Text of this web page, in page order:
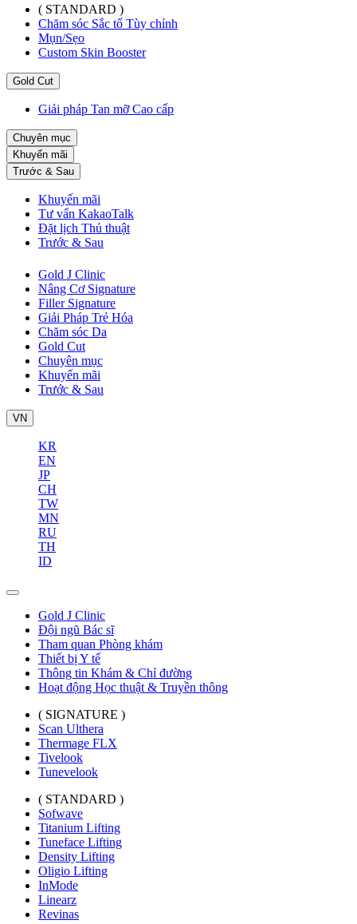
( STANDARD )
Chăm sóc Sắc tố Tùy chỉnh
Mụn/Sẹo
Custom Skin Booster
Gold Cut
Giải pháp Tan mỡ Cao cấp
Chuyên mục
Khuyến mãi
Trước & Sau
Khuyến mãi
Tư vấn KakaoTalk
Đặt lịch Thủ thuật
Trước & Sau
Gold J Clinic
Nâng Cơ Signature
Filler Signature
Giải Pháp Trẻ Hóa
Chăm sóc Da
Gold Cut
Chuyên mục
Khuyến mãi
Trước & Sau
VN
KR
EN
JP
CH
TW
MN
RU
TH
ID
Gold J Clinic
Đội ngũ Bác sĩ
Tham quan Phòng khám
Thiết bị Y tế
Thông tin Khám & Chỉ đường
Hoạt động Học thuật & Truyền thông
( SIGNATURE )
Scan Ulthera
Thermage FLX
Tivelook
Tunevelook
( STANDARD )
Sofwave
Titanium Lifting
Tuneface Lifting
Density Lifting
Oligio Lifting
InMode
Linearz
Revinas